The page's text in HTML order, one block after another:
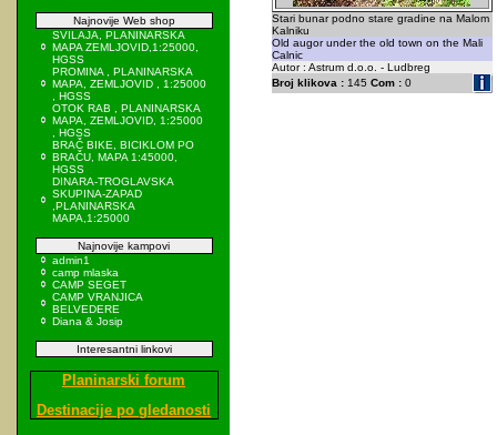
Najnovije Web shop
SVILAJA, PLANINARSKA
MAPA ZEMLJOVID,1:25000,
HGSS
PROMINA , PLANINARSKA
MAPA, ZEMLJOVID , 1:25000
, HGSS
OTOK RAB , PLANINARSKA
MAPA, ZEMLJOVID, 1:25000
, HGSS
BRAČ BIKE, BICIKLOM PO
BRAČU, MAPA 1:45000,
HGSS
DINARA-TROGLAVSKA
SKUPINA-ZAPAD
,PLANINARSKA
MAPA,1:25000
Najnovije kampovi
admin1
camp mlaska
CAMP SEGET
CAMP VRANJICA
BELVEDERE
Diana & Josip
Interesantni linkovi
Planinarski forum
Destinacije po gledanosti
Stari bunar podno stare gradine na Malom
Kalniku
Old augor under the old town on the Mali
Calnic
Autor : Astrum d.o.o. - Ludbreg
Broj klikova :145 Com :0